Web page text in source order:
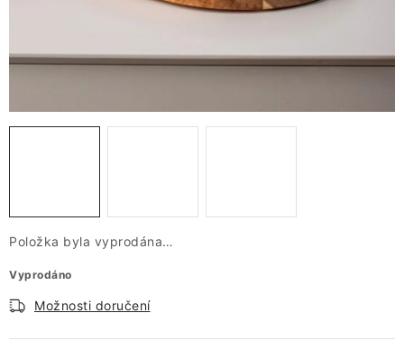
Ochrana Osobních údajů GDPR
Spojte se s námi
Položka byla vyprodána…
Vyprodáno
Možnosti doručení